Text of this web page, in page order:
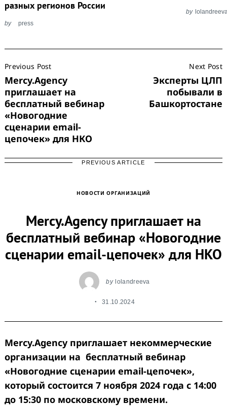
разных регионов России
by press
by
Navigation
Previous Post
Mercy.Agency
приглашает на
бесплатный вебинар
«Новогодние
сценарии email-
цепочек» для НКО
Next Post
Эксперты ЦЛП
побывали в
Башкортостане
PREVIOUS ARTICLE
НОВОСТИ ОРГАНИЗАЦИЙ
Mercy.Agency приглашает на
бесплатный вебинар «Новогодние
сценарии email-цепочек» для НКО
by lolandreeva
31.10.2024
Mercy.Agency приглашает некоммерческие
организации на бесплатный вебинар
«Новогодние сценарии email-цепочек»,
который состоится 7 ноября 2024 года с 14:00
до 15:30 по московскому времени.